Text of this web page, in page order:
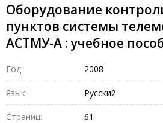
Оборудование
пунктов системы
АСТМУ-А : учебное
Год: 2008
Язык: Русский
Страниц: 61